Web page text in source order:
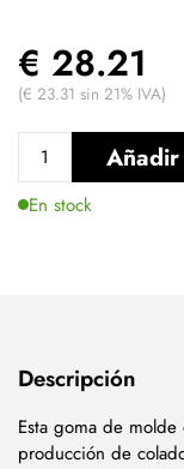
€ 28.21
(€ 23.31 sin 21% IVA)
En stock
Descripción
Esta goma de
producción de